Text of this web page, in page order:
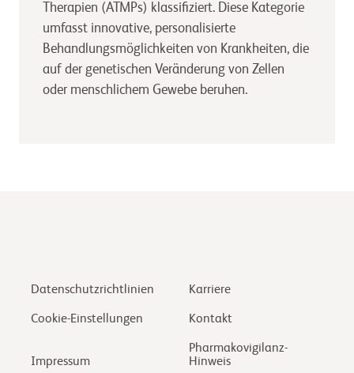
Therapien (ATMPs) klassifiziert. Diese Kategorie
umfasst innovative, personalisierte
Behandlungsmöglichkeiten von Krankheiten, die
auf der genetischen Veränderung von Zellen
oder menschlichem Gewebe beruhen.
Datenschutzrichtlinien
Cookie-Einstellungen
Impressum
Karriere
Kontakt
Pharmakovigilanz-
Hinweis